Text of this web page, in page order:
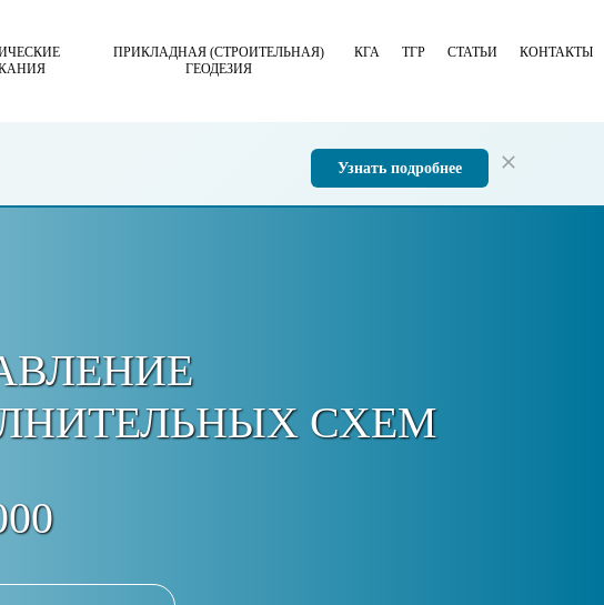
ПРИКЛАДНАЯ (СТРОИТЕЛЬНАЯ)
ГЕОДЕЗИЯ
КГА ТГР СТАТЬИ КОНТАКТЫ
Узнать подробнее
СХЕМ